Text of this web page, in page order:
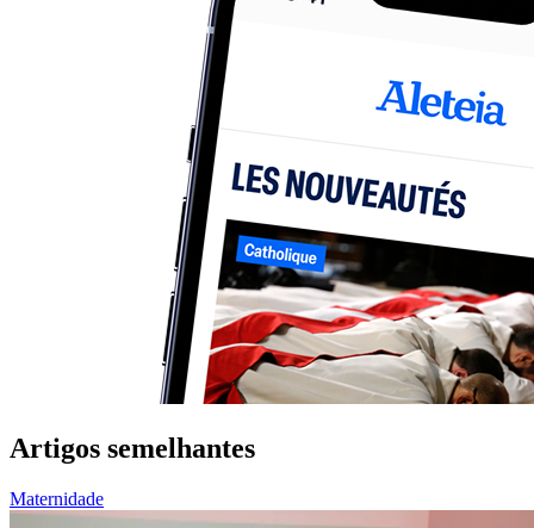
Artigos semelhantes
Maternidade